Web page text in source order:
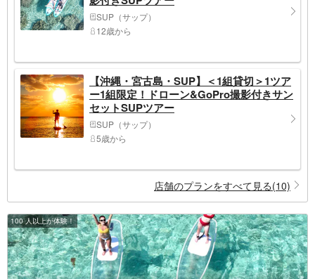
SUP（サップ）
12歳から
【沖縄・宮古島・SUP】＜1組貸切＞1ツア
ー1組限定！ドローン&GoPro撮影付きサン
セットSUPツアー
SUP（サップ）
5歳から
店舗のプランをすべて見る(10)
100 人以上が体験！